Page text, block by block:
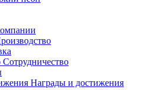
Сотрудничество
Награды и достижения